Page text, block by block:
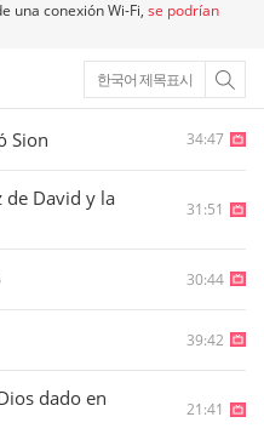
una conexión Wi-Fi, se podrían
한국어 제목표시
Sion 34:47
de David y la
31:51
30:44
39:42
dado en
21:41